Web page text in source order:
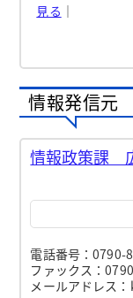
見る ｜
情報発信元
情報政策課
電話番号：0790-
ファックス：
メールアドレス